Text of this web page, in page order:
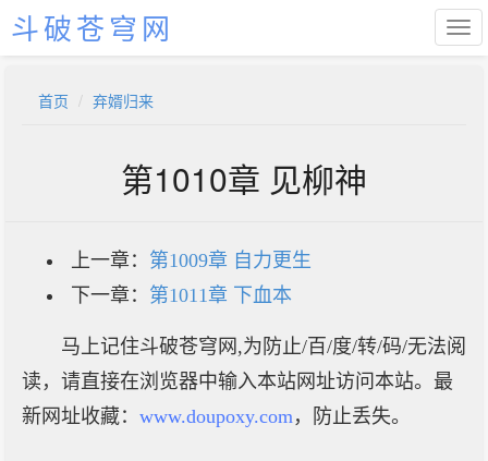
斗破苍穹网
首页 弃婿归来
第1010章 见柳神
上一章： 第1009章 自力更生
下一章： 第1011章 下血本
马上记住斗破苍穹网,为防止/百/度/转/码/无法阅
读，请直接在浏览器中输入本站网址访问本站。最
新网址收藏： www.doupoxy.com，防止丢失。